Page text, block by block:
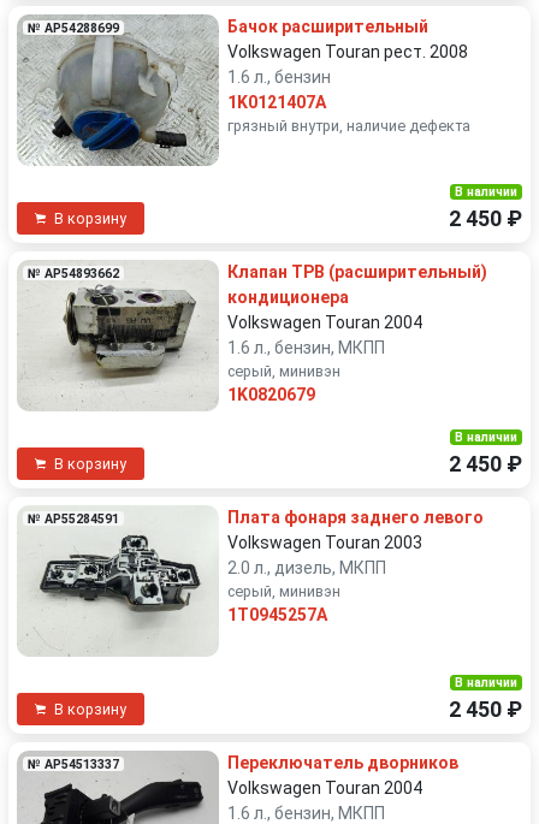
№ AP54288699
Бачок расширительный
Volkswagen Touran рест. 2008
1.6 л., бензин
1K0121407A
грязный внутри, наличие дефекта
В корзину
В наличии
2 450 ₽
№ AP54893662
Клапан ТРВ (расширительный)
кондиционера
Volkswagen Touran 2004
1.6 л., бензин, МКПП
серый, минивэн
1K0820679
В корзину
В наличии
2 450 ₽
№ AP55284591
Плата фонаря заднего левого
Volkswagen Touran 2003
2.0 л., дизель, МКПП
серый, минивэн
1T0945257A
В корзину
В наличии
2 450 ₽
№ AP54513337
Переключатель дворников
Volkswagen Touran 2004
1.6 л., бензин, МКПП